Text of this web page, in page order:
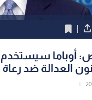
أوباما سيستخدم
العدالة ضد رعاة
|